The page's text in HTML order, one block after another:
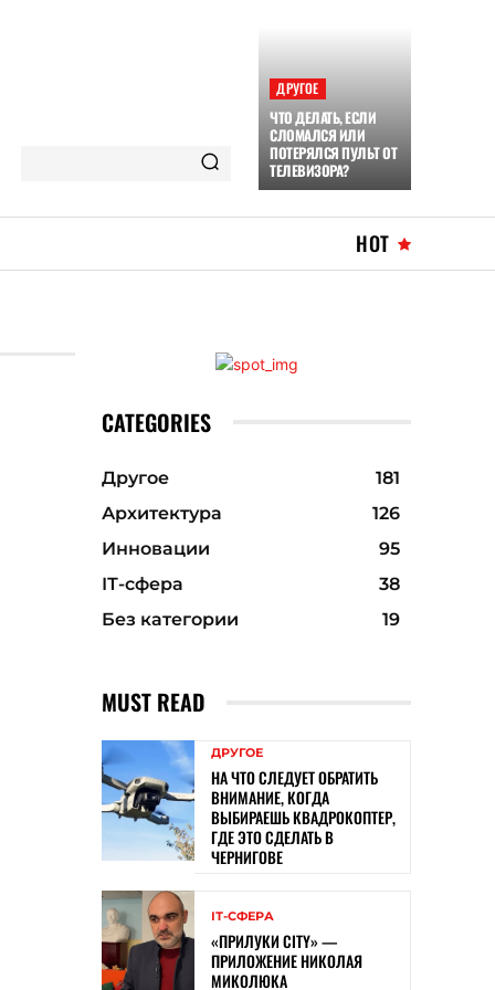
ДРУГОЕ
ЧТО ДЕЛАТЬ, ЕСЛИ
СЛОМАЛСЯ ИЛИ
ПОТЕРЯЛСЯ ПУЛЬТ ОТ
ТЕЛЕВИЗОРА?
HOT
CATEGORIES
Другое
181
Архитектура
126
Инновации
95
ІТ-сфера
38
Без категории
19
MUST READ
ДРУГОЕ
НА ЧТО СЛЕДУЕТ ОБРАТИТЬ
ВНИМАНИЕ, КОГДА
ВЫБИРАЕШЬ КВАДРОКОПТЕР,
ГДЕ ЭТО СДЕЛАТЬ В
ЧЕРНИГОВЕ
ІТ-СФЕРА
«ПРИЛУКИ CITY» —
ПРИЛОЖЕНИЕ НИКОЛАЯ
МИКОЛЮКА